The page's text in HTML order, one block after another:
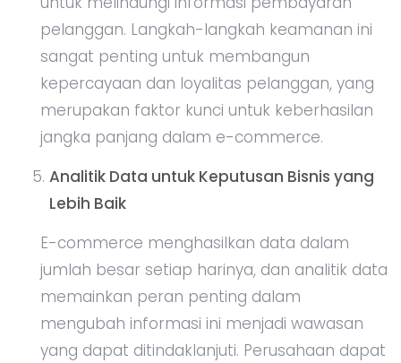
pelanggan. Langkah-langkah keamanan ini
sangat penting untuk membangun
kepercayaan dan loyalitas pelanggan, yang
merupakan faktor kunci untuk keberhasilan
jangka panjang dalam e-commerce.
Analitik Data untuk Keputusan Bisnis yang
Lebih Baik
E-commerce menghasilkan data dalam
jumlah besar setiap harinya, dan analitik data
memainkan peran penting dalam
mengubah informasi ini menjadi wawasan
yang dapat ditindaklanjuti. Perusahaan dapat